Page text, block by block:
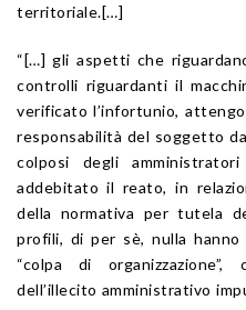
territoriale.[…]
“[…] gli aspetti che
controlli riguardanti il
verificato l’infortunio,
responsabilità del soggetto
colposi degli
addebitato il reato, in
della normativa per tutela
profili, di per sè, nulla hanno
“colpa di
dell’illecito amministrativo